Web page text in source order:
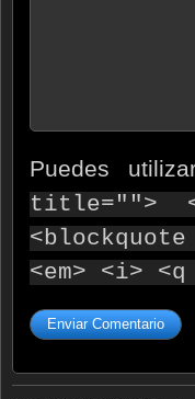
Puedes
title="">
<em> <i>